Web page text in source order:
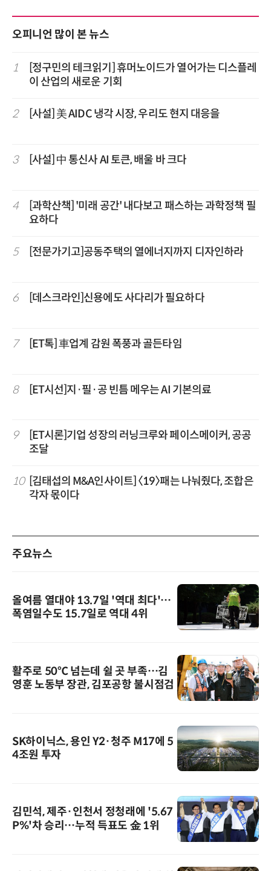
오피니언 많이 본 뉴스
1
[정구민의 테크읽기] 휴머노이드가 열어가는 디스플레
이 산업의 새로운 기회
2 [사설] 美 AIDC 냉각 시장, 우리도 현지 대응을
3 [사설] 中 통신사 AI 토큰, 배울 바 크다
4
[과학산책] '미래 공간' 내다보고 패스하는 과학정책 필
요하다
5 [전문가기고]공동주택의 열에너지까지 디자인하라
6 [데스크라인]신용에도 사다리가 필요하다
7 [ET톡] 車업계 감원 폭풍과 골든타임
8 [ET시선]지·필·공 빈틈 메우는 AI 기본의료
9
[ET시론]기업 성장의 러닝크루와 페이스메이커, 공공
조달
10
[김태섭의 M&A인사이트] 〈19〉패는 나눠줬다, 조합은
각자 몫이다
주요뉴스
올여름 열대야 13.7일 '역대 최다'…
폭염일수도 15.7일로 역대 4위
활주로 50℃ 넘는데 쉴 곳 부족…김
영훈 노동부 장관, 김포공항 불시점검
SK하이닉스, 용인 Y2·청주 M17에 5
4조원 투자
김민석, 제주·인천서 정청래에 '5.67
P%'차 승리…누적 득표도 金 1위